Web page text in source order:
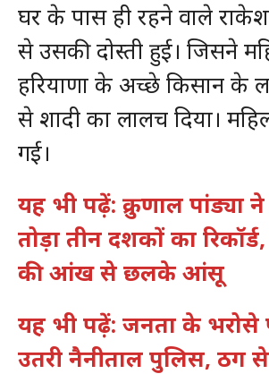
घर के पास ही रहने वाले
से उसकी दोस्ती हुई। जिसने
हरियाणा के अच्छे किसान के
से शादी का लालच दिया।
गई।
यह भी पढ़ें: क्रुणाल पांड्या
तोड़ा तीन दशकों का रिकॉर्ड,
की आंख से छलके आंसू
यह भी पढ़ें: जनता के भरोसे
उतरी नैनीताल पुलिस, ठग